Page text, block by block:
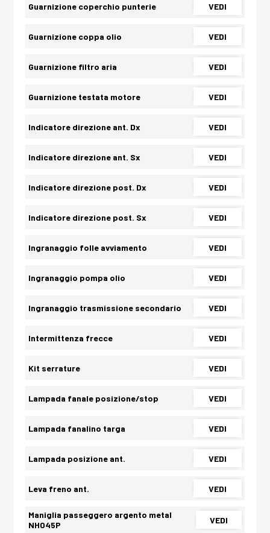
Guarnizione coperchio punterie VEDI
Guarnizione coppa olio VEDI
Guarnizione filtro aria VEDI
Guarnizione testata motore VEDI
Indicatore direzione ant. Dx VEDI
Indicatore direzione ant. Sx VEDI
Indicatore direzione post. Dx VEDI
Indicatore direzione post. Sx VEDI
Ingranaggio folle avviamento VEDI
Ingranaggio pompa olio VEDI
Ingranaggio trasmissione secondario VEDI
Intermittenza frecce VEDI
Kit serrature VEDI
Lampada fanale posizione/stop VEDI
Lampada fanalino targa VEDI
Lampada posizione ant. VEDI
Leva freno ant. VEDI
Maniglia passeggero argento metal
NH045P
VEDI